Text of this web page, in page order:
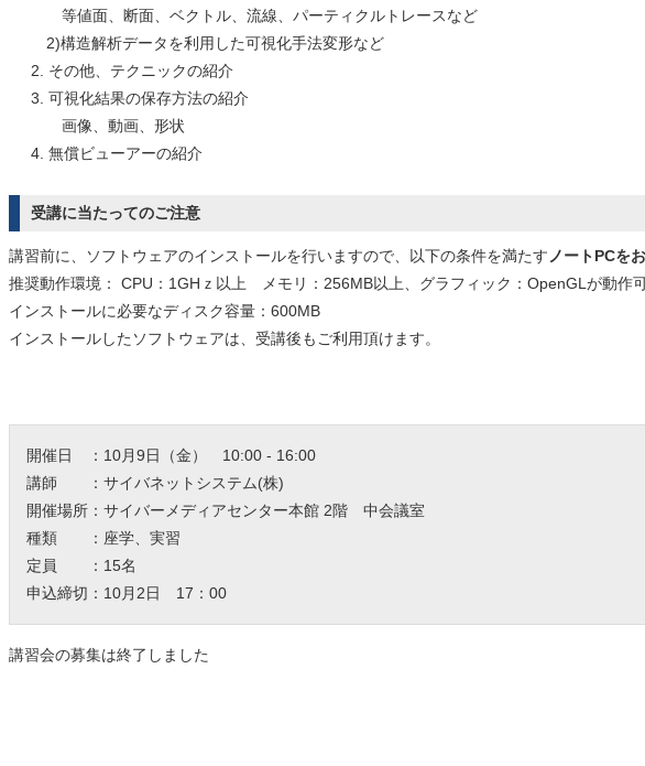
等値面、断面、ベクトル、流線、パーティクルトレースなど
2)構造解析データを利用した可視化手法変形など
2. その他、テクニックの紹介
3. 可視化結果の保存方法の紹介
画像、動画、形状
4. 無償ビューアーの紹介
受講に当たってのご注意
講習前に、ソフトウェアのインストールを行いますので、以下の条件を満たす ノートPCを
推奨動作環境： CPU：1GHｚ以上 メモリ：256MB以上、グラフィック：OpenGLが動作可
インストールに必要なディスク容量：600MB
インストールしたソフトウェアは、受講後もご利用頂けます。
開催日 ：10月9日（金） 10:00 - 16:00
講師 ：サイバネットシステム(株)
開催場所：サイバーメディアセンター本館 2階 中会議室
種類 ：座学、実習
定員 ：15名
申込締切：10月2日 17：00
講習会の募集は終了しました